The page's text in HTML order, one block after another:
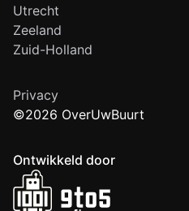
Utrecht
Zeeland
Zuid-Holland
Privacy
©2026 OverUwBuurt
Ontwikkeld door